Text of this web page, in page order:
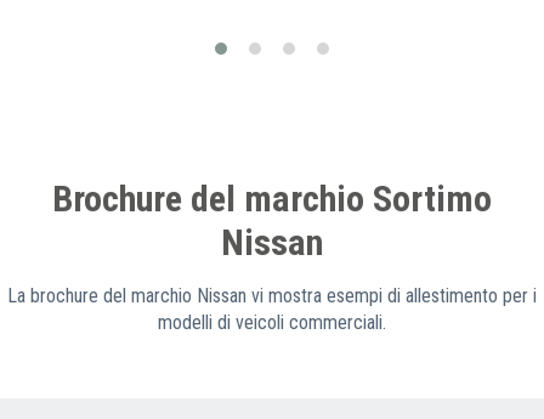
Brochure del marchio Sortimo
Nissan
La brochure del marchio Nissan vi mostra esempi di allestimento per i
modelli di veicoli commerciali.